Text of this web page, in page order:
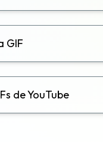
GIF
de YouTube